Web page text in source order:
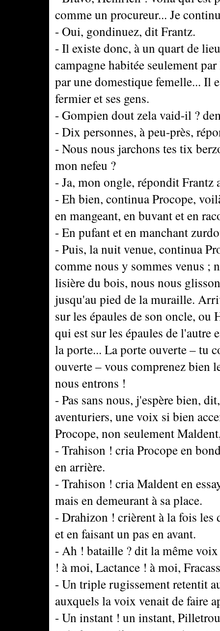
comme un procureur... Je
- Oui, gondinuez, dit Frantz.
- Il existe donc, à un quart de
campagne habitée seulement
par une domestique femelle... Il
fermier et ses gens.
- Gompien dout zela vaid-il ?
- Dix personnes, à peu-près,
- Nous nous jarchons tes tix
mon nefeu ?
- Ja, mon ongle, répondit Frantz
- Eh bien, continua Procope,
en mangeant, en buvant et en
- En pufant et en manchant
- Puis, la nuit venue, continua
comme nous y sommes venus ;
lisière du bois, nous nous
jusqu'au pied de la muraille.
sur les épaules de son oncle,
qui est sur les épaules de
la porte... La porte ouverte – tu
ouverte – vous comprenez bien
nous entrons !
- Pas sans nous, j'espère bien,
aventuriers, une voix si bien
Procope, non seulement
- Trahison ! cria Procope en
en arrière.
- Trahison ! cria Maldent en
mais en demeurant à sa place.
- Drahizon ! crièrent à la fois les
et en faisant un pas en avant.
- Ah ! bataille ? dit la même
! à moi, Lactance ! à moi,
- Un triple rugissement retentit
auxquels la voix venait de faire
- Un instant ! un instant,